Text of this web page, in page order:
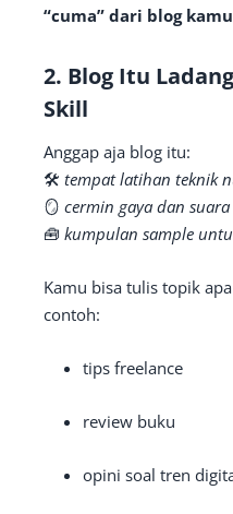
“cuma” dari blog
2. Blog Itu
Skill
Anggap aja blog itu:
🛠️ tempat latihan teknik
🪞 cermin gaya dan
🧰 kumpulan sample
Kamu bisa tulis topik
contoh:
tips freelance
review buku
opini soal tren